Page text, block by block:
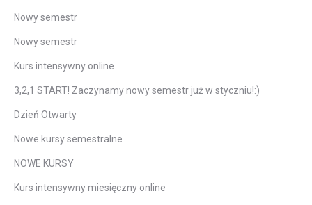
Nowy semestr
Nowy semestr
Kurs intensywny online
3,2,1 START! Zaczynamy nowy semestr już w styczniu!:)
Dzień Otwarty
Nowe kursy semestralne
NOWE KURSY
Kurs intensywny miesięczny online